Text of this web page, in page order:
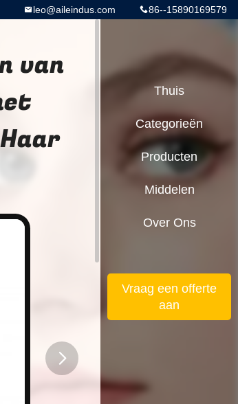
86--15890169579
leo@aileindus.com
van
Thuis
Categorieën
Producten
Middelen
Over Ons
Vraag een offerte
aan